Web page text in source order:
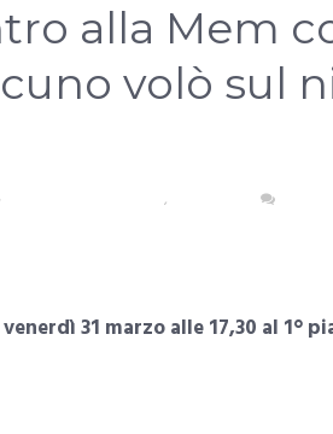
alla Mem
volò sul
,
31 marzo alle 17,30 al 1°